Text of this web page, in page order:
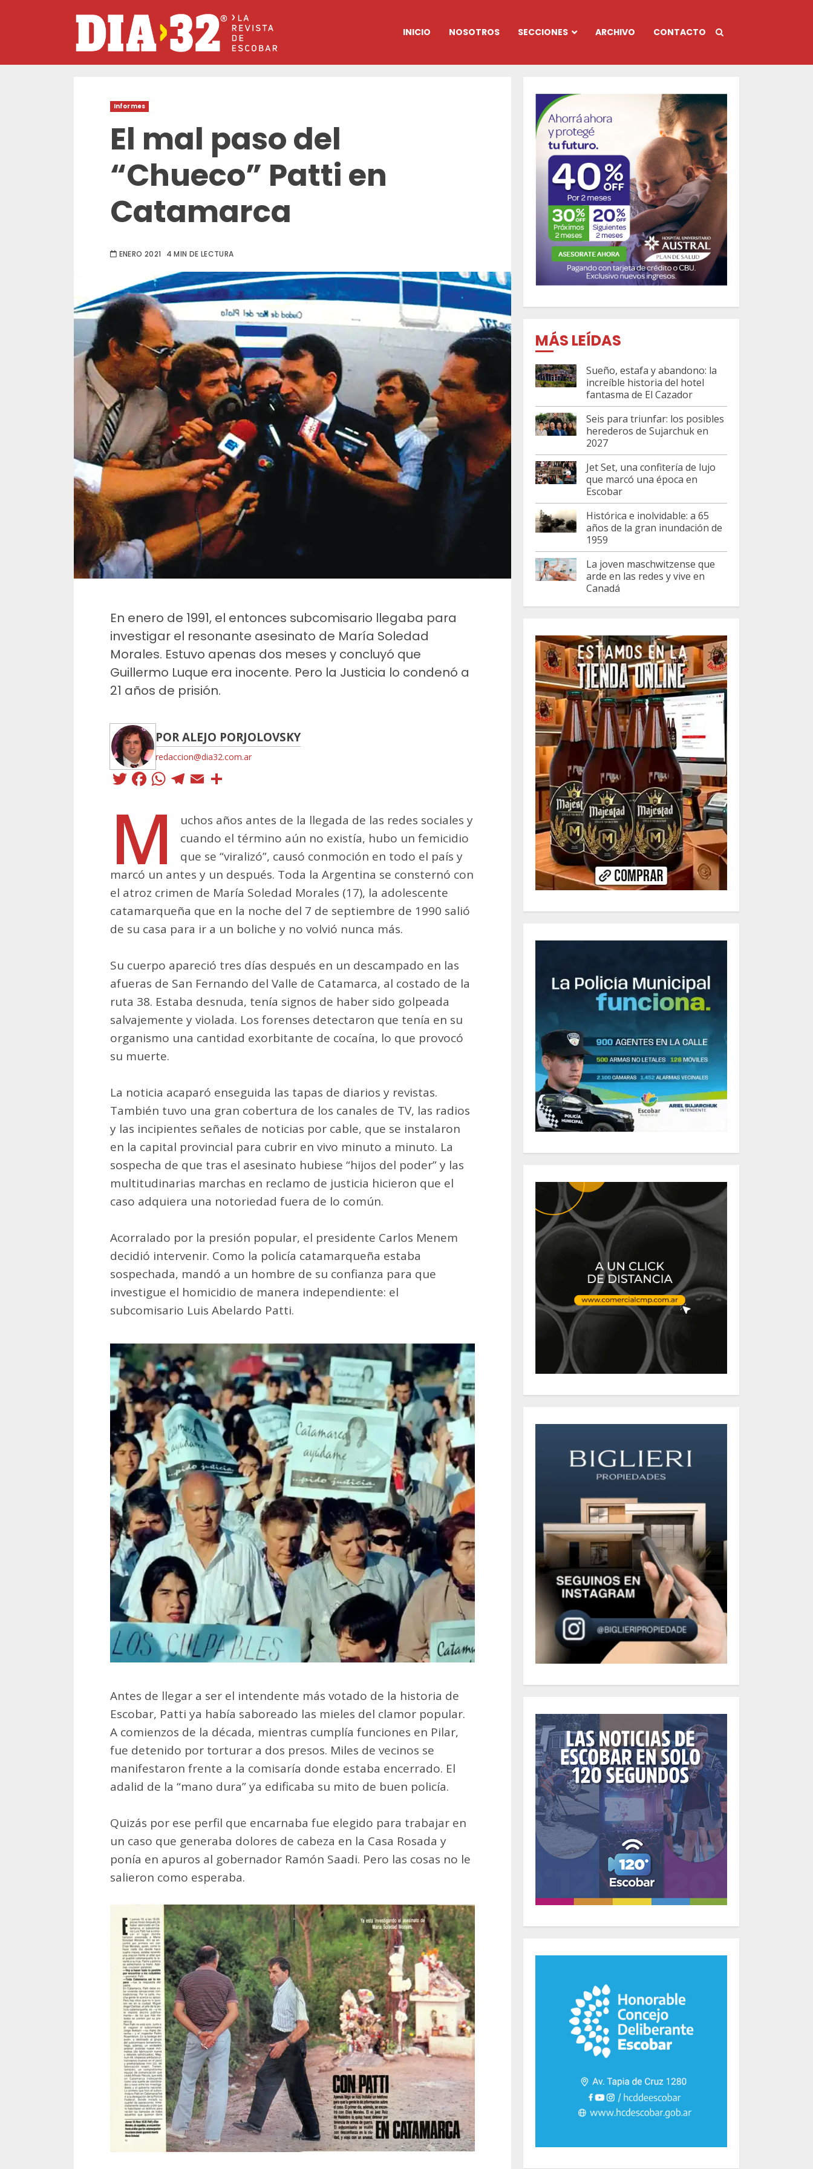
INICIO NOSOTROS SECCIONES ARCHIVO CONTACTO
Informes
El mal paso del
“Chueco” Patti en
Catamarca
ENERO 2021 4 MIN DE LECTURA
En enero de 1991, el entonces subcomisario llegaba para
investigar el resonante asesinato de María Soledad
Morales. Estuvo apenas dos meses y concluyó que
Guillermo Luque era inocente. Pero la Justicia lo condenó a
21 años de prisión.
POR ALEJO PORJOLOVSKY
redaccion@dia32.com.ar
Twitter
Facebook
WhatsApp
Telegram
Email
M
uchos años antes de la llegada de las redes sociales y
cuando el término aún no existía, hubo un femicidio
que se “viralizó”, causó conmoción en todo el país y
marcó un antes y un después. Toda la Argentina se consternó con
el atroz crimen de María Soledad Morales (17), la adolescente
catamarqueña que en la noche del 7 de septiembre de 1990 salió
de su casa para ir a un boliche y no volvió nunca más.
Su cuerpo apareció tres días después en un descampado en las
afueras de San Fernando del Valle de Catamarca, al costado de la
ruta 38. Estaba desnuda, tenía signos de haber sido golpeada
salvajemente y violada. Los forenses detectaron que tenía en su
organismo una cantidad exorbitante de cocaína, lo que provocó
su muerte.
La noticia acaparó enseguida las tapas de diarios y revistas.
También tuvo una gran cobertura de los canales de TV, las radios
y las incipientes señales de noticias por cable, que se instalaron
en la capital provincial para cubrir en vivo minuto a minuto. La
sospecha de que tras el asesinato hubiese “hijos del poder” y las
multitudinarias marchas en reclamo de justicia hicieron que el
caso adquiera una notoriedad fuera de lo común.
Acorralado por la presión popular, el presidente Carlos Menem
decidió intervenir. Como la policía catamarqueña estaba
sospechada, mandó a un hombre de su confianza para que
investigue el homicidio de manera independiente: el
subcomisario Luis Abelardo Patti.
Antes de llegar a ser el intendente más votado de la historia de
Escobar, Patti ya había saboreado las mieles del clamor popular.
A comienzos de la década, mientras cumplía funciones en Pilar,
fue detenido por torturar a dos presos. Miles de vecinos se
manifestaron frente a la comisaría donde estaba encerrado. El
adalid de la “mano dura” ya edificaba su mito de buen policía.
Quizás por ese perfil que encarnaba fue elegido para trabajar en
un caso que generaba dolores de cabeza en la Casa Rosada y
ponía en apuros al gobernador Ramón Saadi. Pero las cosas no le
salieron como esperaba.
MÁS LEÍDAS
Sueño, estafa y abandono: la
increíble historia del hotel
fantasma de El Cazador
Seis para triunfar: los posibles
herederos de Sujarchuk en
2027
Jet Set, una confitería de lujo
que marcó una época en
Escobar
Histórica e inolvidable: a 65
años de la gran inundación de
1959
La joven maschwitzense que
arde en las redes y vive en
Canadá